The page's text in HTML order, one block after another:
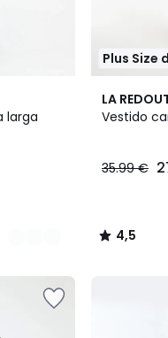
larga
Plus Size
LA
Vestido
35.99 €
4,5
/ 5
3
Colores
4,5
/